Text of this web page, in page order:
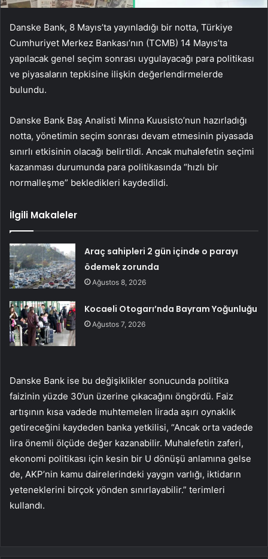
Danske Bank, 8 Mayıs’ta yayınladığı bir notta, Türkiye
Cumhuriyet Merkez Bankası’nın (TCMB) 14 Mayıs’ta
yapılacak genel seçim sonrası uygulayacağı para politikası
ve piyasaların tepkisine ilişkin değerlendirmelerde
bulundu.
Danske Bank Baş Analisti Minna Kuusisto’nun hazırladığı
notta, yönetimin seçim sonrası devam etmesinin piyasada
sınırlı etkisinin olacağı belirtildi. Ancak muhalefetin seçimi
kazanması durumunda para politikasında “hızlı bir
normalleşme” bekledikleri kaydedildi.
İlgili Makaleler
Araç sahipleri 2 gün içinde o parayı
ödemek zorunda
Ağustos 8, 2026
Kocaeli Otogarı’nda Bayram Yoğunluğu
Ağustos 7, 2026
Danske Bank ise bu değişiklikler sonucunda politika
faizinin yüzde 30’un üzerine çıkacağını öngördü. Faiz
artışının kısa vadede muhtemelen lirada aşırı oynaklık
getireceğini kaydeden banka yetkilisi, “Ancak orta vadede
lira önemli ölçüde değer kazanabilir. Muhalefetin zaferi,
ekonomi politikası için kesin bir U dönüşü anlamına gelse
de, AKP’nin kamu dairelerindeki yaygın varlığı, iktidarın
yeteneklerini birçok yönden sınırlayabilir.” terimleri
kullandı.